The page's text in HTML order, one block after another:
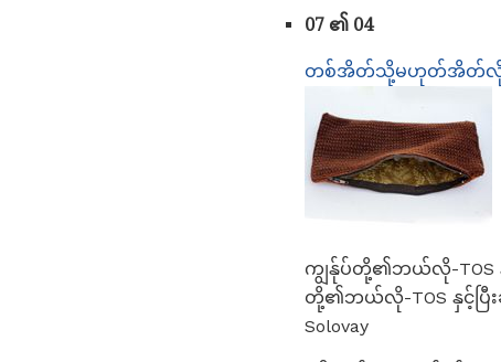
07 ၏ 04
တစ်အိတ်သို့မဟုတ်အိတ်
ကျွန်ုပ်တို့၏ဘယ်လို-TOS
တို့၏ဘယ်လို-TOS နှင့်ပ
Solovay